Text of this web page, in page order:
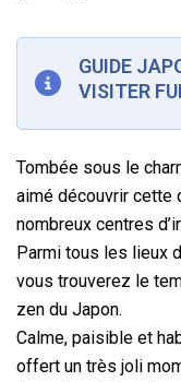
GUIDE
VISITER
Tombée sous le
aimé découvrir cette
nombreux centres
Parmi tous les lieux
vous trouverez le
zen du Japon.
Calme, paisible et
offert un très joli